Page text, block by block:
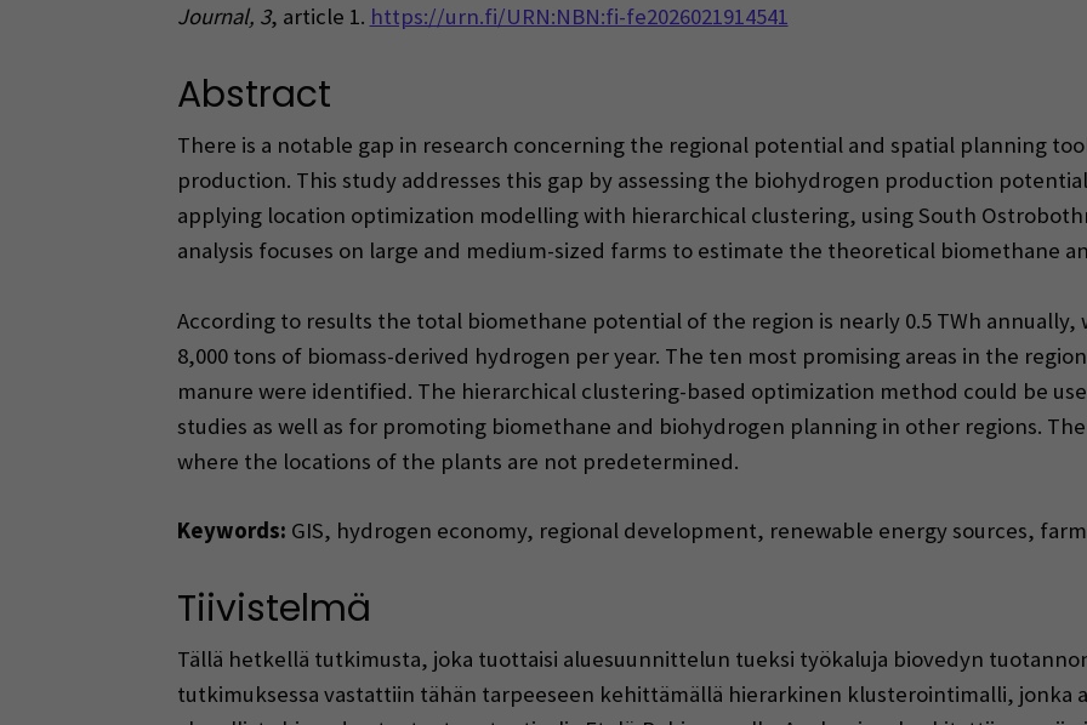
Journal, 3, article 1. https://urn.fi/URN:NBN:fi-fe2026021914541
Abstract
There is a notable gap in research concerning the regional potential and spatial planning
production. This study addresses this gap by assessing the biohydrogen production
applying location optimization modelling with hierarchical clustering, using South
analysis focuses on large and medium-sized farms to estimate the theoretical biomethane
According to results the total biomethane potential of the region is nearly 0.5 TWh
8,000 tons of biomass-derived hydrogen per year. The ten most promising areas in the
manure were identified. The hierarchical clustering-based optimization method could be
studies as well as for promoting biomethane and biohydrogen planning in other regions.
where the locations of the plants are not predetermined.
Keywords: GIS, hydrogen economy, regional development, renewable energy sources,
Tiivistelmä
Tällä hetkellä tutkimusta, joka tuottaisi aluesuunnittelun tueksi työkaluja biovedyn
tutkimuksessa vastattiin tähän tarpeeseen kehittämällä hierarkinen klusterointimalli, jonka